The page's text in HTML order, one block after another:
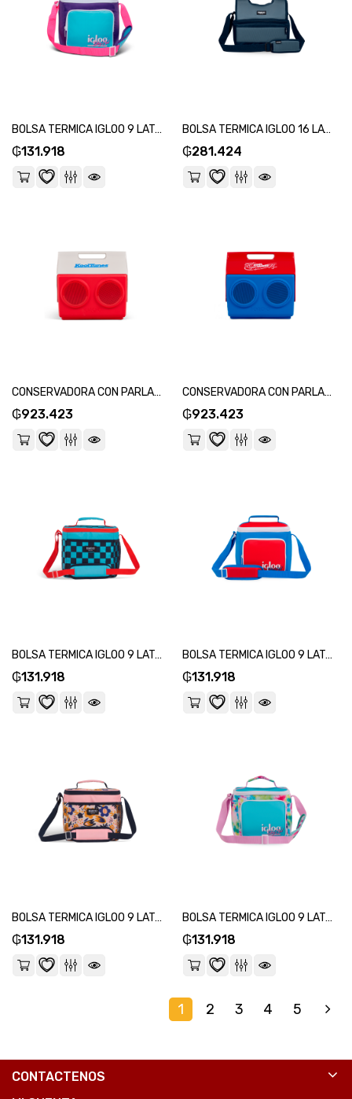
BOLSA TERMICA IGLOO 9 LATAS VERTICAL LUNCH RETRO VIOLETA 66060-SKU:118668
₲131.918
BOLSA TERMICA IGLOO 16 LATAS MAXCOLD AZUL 66114-SKU:118651
₲281.424
CONSERVADORA CON PARLANTE IGLOO 13L KOOLTUNES ROJO 27736-SKU:118637
₲923.423
CONSERVADORA CON PARLANTE IGLOO 13L KOOLTUNES AZUL Y ROJO 27775-SKU:118620
₲923.423
BOLSA TERMICA IGLOO 9 LATAS KIDS SQUARE LUNCH AZUL 64302-SKU:118606
₲131.918
BOLSA TERMICA IGLOO 9 LATAS VERTICAL LUNCH RETRO AZUL Y ROJO 63083-SKU:118590
₲131.918
BOLSA TERMICA IGLOO 9 LATAS KIDS SQUARE LUNCH ROSA 64301-SKU:118583
₲131.918
BOLSA TERMICA IGLOO 9 LATAS VERTICAL LUNCH RETRO CELESTE 63085-SKU:118569
₲131.918
1 2 3 4 5
CONTACTENOS